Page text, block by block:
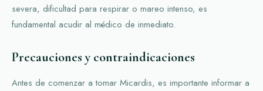
severa, dificultad para respirar o mareo intenso, es
fundamental acudir al médico de inmediato.
Precauciones y contraindicaciones
Antes de comenzar a tomar Micardis, es importante informar a